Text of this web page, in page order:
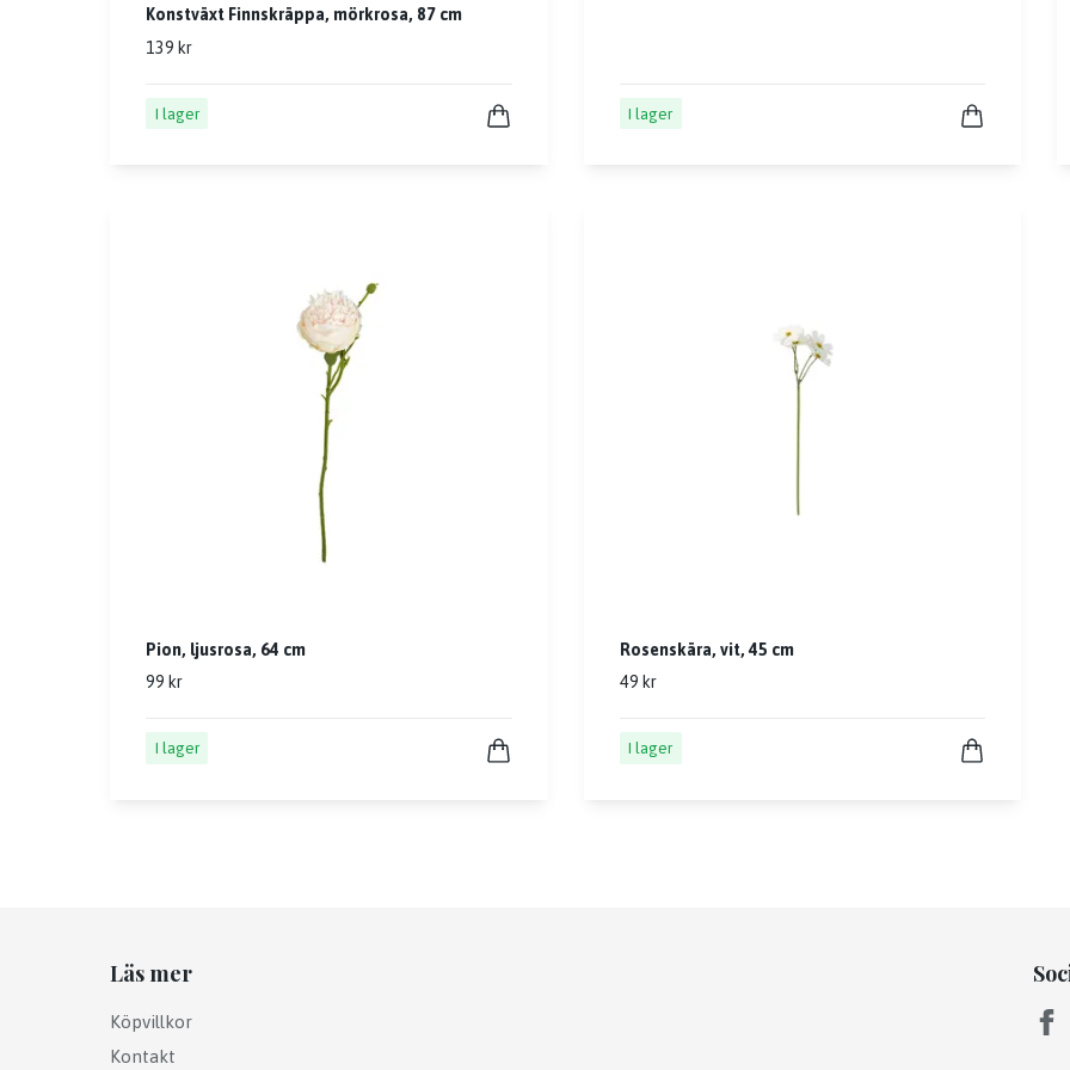
Konstväxt Finnskräppa, mörkrosa, 87 cm
139 kr
I lager I lager
Pion, ljusrosa, 64 cm
99 kr
I lager
Rosenskära, vit, 45 cm
49 kr
I lager
Läs mer
Köpvillkor
Kontakt